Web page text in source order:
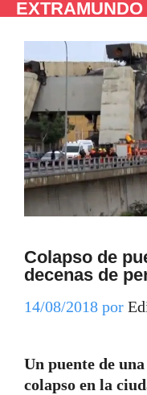
SaltarEXTRAMUNDO
Colapso de
decenas de
14/08/2018 por
Un puente de
colapso en la